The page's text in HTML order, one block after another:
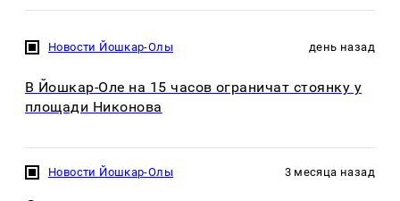
Новости Йошкар-Олы день назад
В Йошкар-Оле на 15 часов ограничат стоянку у
площади Никонова
Новости Йошкар-Олы 3 месяца назад